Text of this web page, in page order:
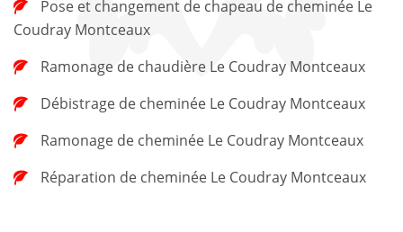
Coudray Montceaux
Ramonage de chaudière Le Coudray Montceaux
Débistrage de cheminée Le Coudray Montceaux
Ramonage de cheminée Le Coudray Montceaux
Réparation de cheminée Le Coudray Montceaux